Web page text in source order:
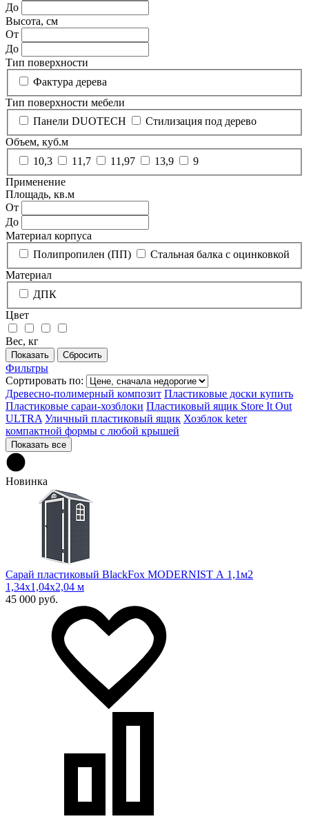
До
Высота, см
От
До
Тип поверхности
Фактура дерева
Тип поверхности мебели
Панели DUOTECH
Стилизация под дерево
Объем, куб.м
10,3
11,7 11,97 13,9
9
Применение
Площадь, кв.м
От
До
Материал корпуса
Полипропилен (ПП)
Стальная балка с оцинковкой
Материал
ДПК
Цвет
Вес, кг
Фильтры
Сортировать по:
Древесно-полимерный композит Пластиковые доски купить
Пластиковые сараи-хозблоки Пластиковый ящик Store It Out
ULTRA Уличный пластиковый ящик Хозблок keter
компактной формы с любой крышей
Показать все
Новинка
Сарай пластиковый BlackFox MODERNIST А 1,1м2
1,34х1,04х2,04 м
45 000 руб.